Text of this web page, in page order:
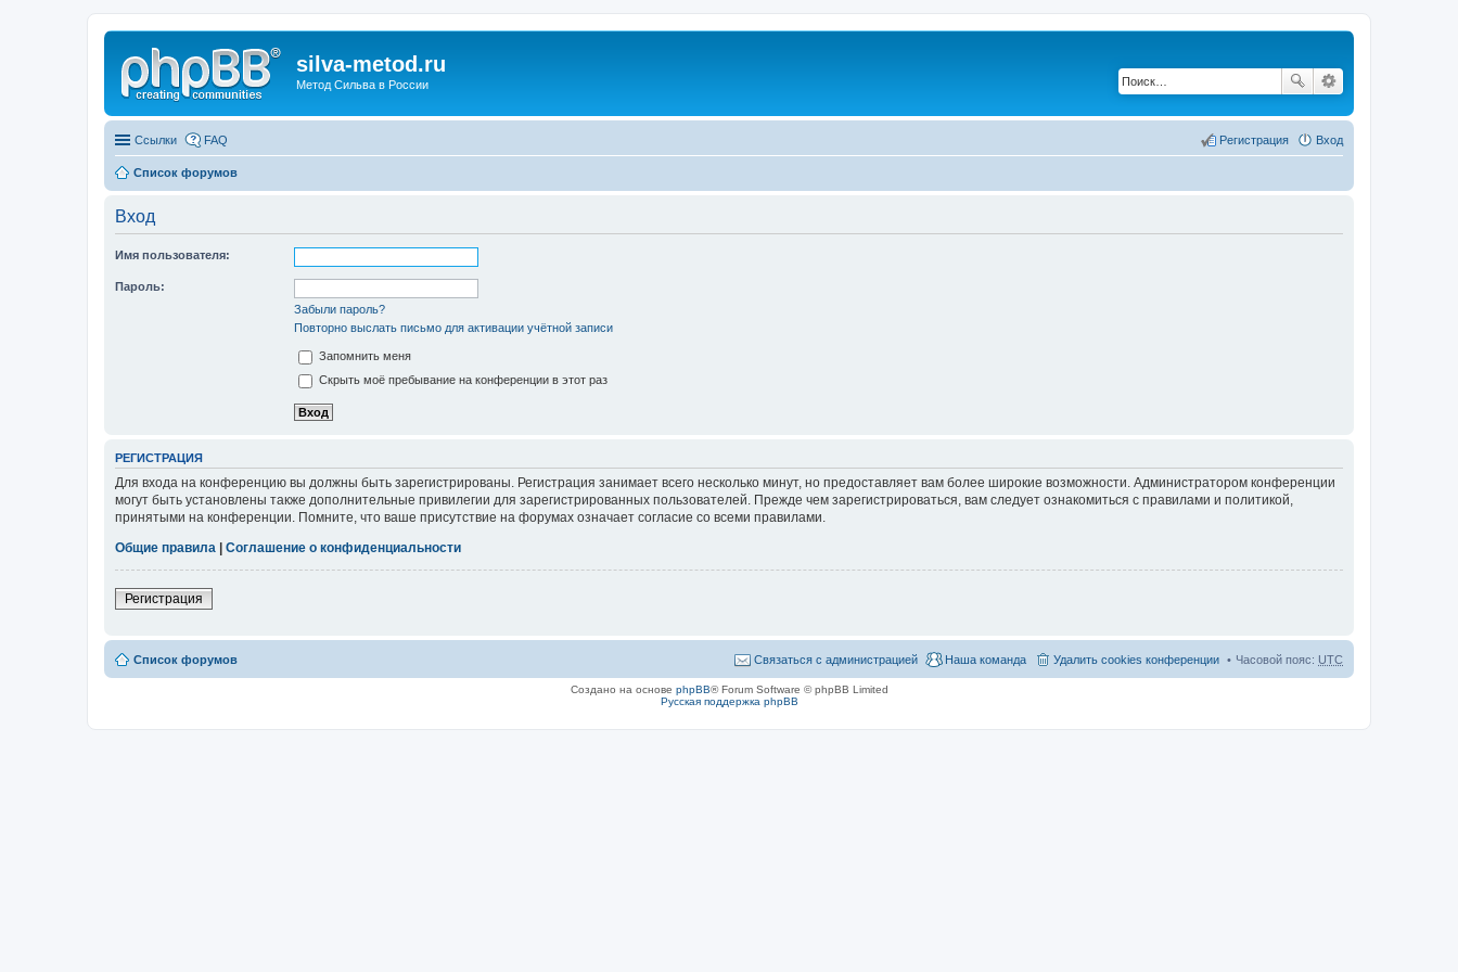
silva-metod.ru
Метод Сильва в России
Ссылки FAQ Вход
Регистрация
Список форумов
Вход
Имя пользователя:
Пароль:
Забыли пароль?
Повторно выслать письмо для активации учётной записи
Запомнить меня
Скрыть моё пребывание на конференции в этот раз
РЕГИСТРАЦИЯ
Для входа на конференцию вы должны быть зарегистрированы. Регистрация занимает всего несколько минут, но предоставляет вам более широкие возможности. Администратором конференции
могут быть установлены также дополнительные привилегии для зарегистрированных пользователей. Прежде чем зарегистрироваться, вам следует ознакомиться с правилами и политикой,
принятыми на конференции. Помните, что ваше присутствие на форумах означает согласие со всеми правилами.
Общие правила
Соглашение о конфиденциальности
Регистрация
Список форумов Часовой пояс: UTC
Удалить cookies конференции
Наша команда
Связаться с администрацией
Создано на основе phpBB® Forum Software © phpBB Limited
Русская поддержка phpBB